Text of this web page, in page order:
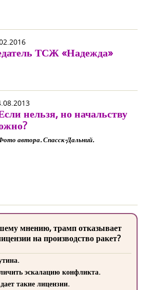
ТСЖ «Надежда»
нельзя, но начальству
автора. Спасск-Дальний.
мнению, трамп отказывает
на производство ракет?
эскалацию конфликта.
такие лицензии.